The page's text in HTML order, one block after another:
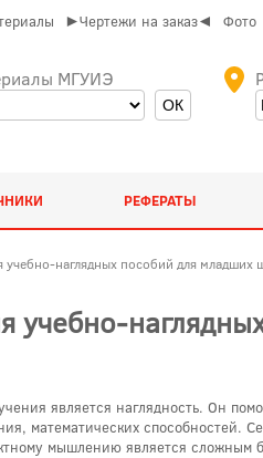
►Чертежи на заказ◄ Фото
МГУИЭ
РЕФЕРАТЫ
учебно-наглядных пособий для младших
учебно-
является наглядность. Он
математических
мышлению является сложным